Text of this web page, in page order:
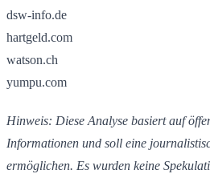
dsw-info.de
hartgeld.com
watson.ch
yumpu.com
Hinweis: Diese Analyse basiertauf
Informationen und soll eine
ermöglichen. Es wurden keine